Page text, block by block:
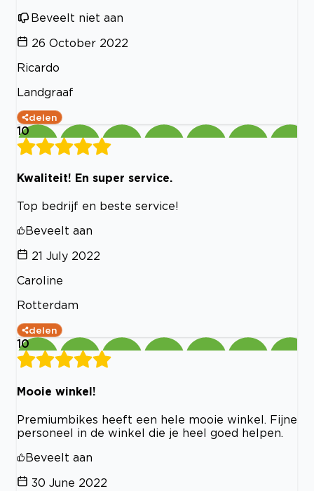
Beveelt niet aan
26 October 2022
Ricardo
Landgraaf
delen
10
Kwaliteit! En super service.
Top bedrijf en beste service!
Beveelt aan
21 July 2022
Caroline
Rotterdam
delen
10
Mooie winkel!
Premiumbikes heeft een hele mooie winkel. Fijne
personeel in de winkel die je heel goed helpen.
Beveelt aan
30 June 2022